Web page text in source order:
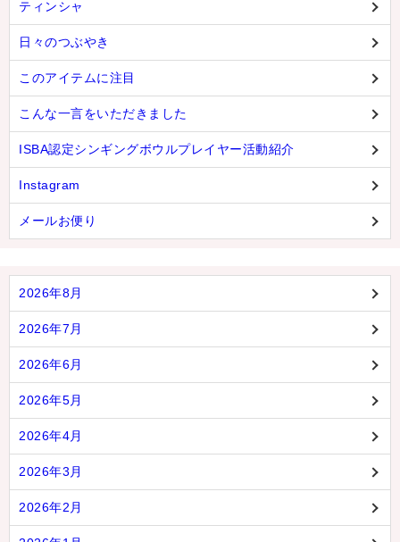
ティンシャ
日々のつぶやき
このアイテムに注目
こんな一言をいただきました
ISBA認定シンギングボウルプレイヤー活動紹介
Instagram
メールお便り
2026年8月
2026年7月
2026年6月
2026年5月
2026年4月
2026年3月
2026年2月